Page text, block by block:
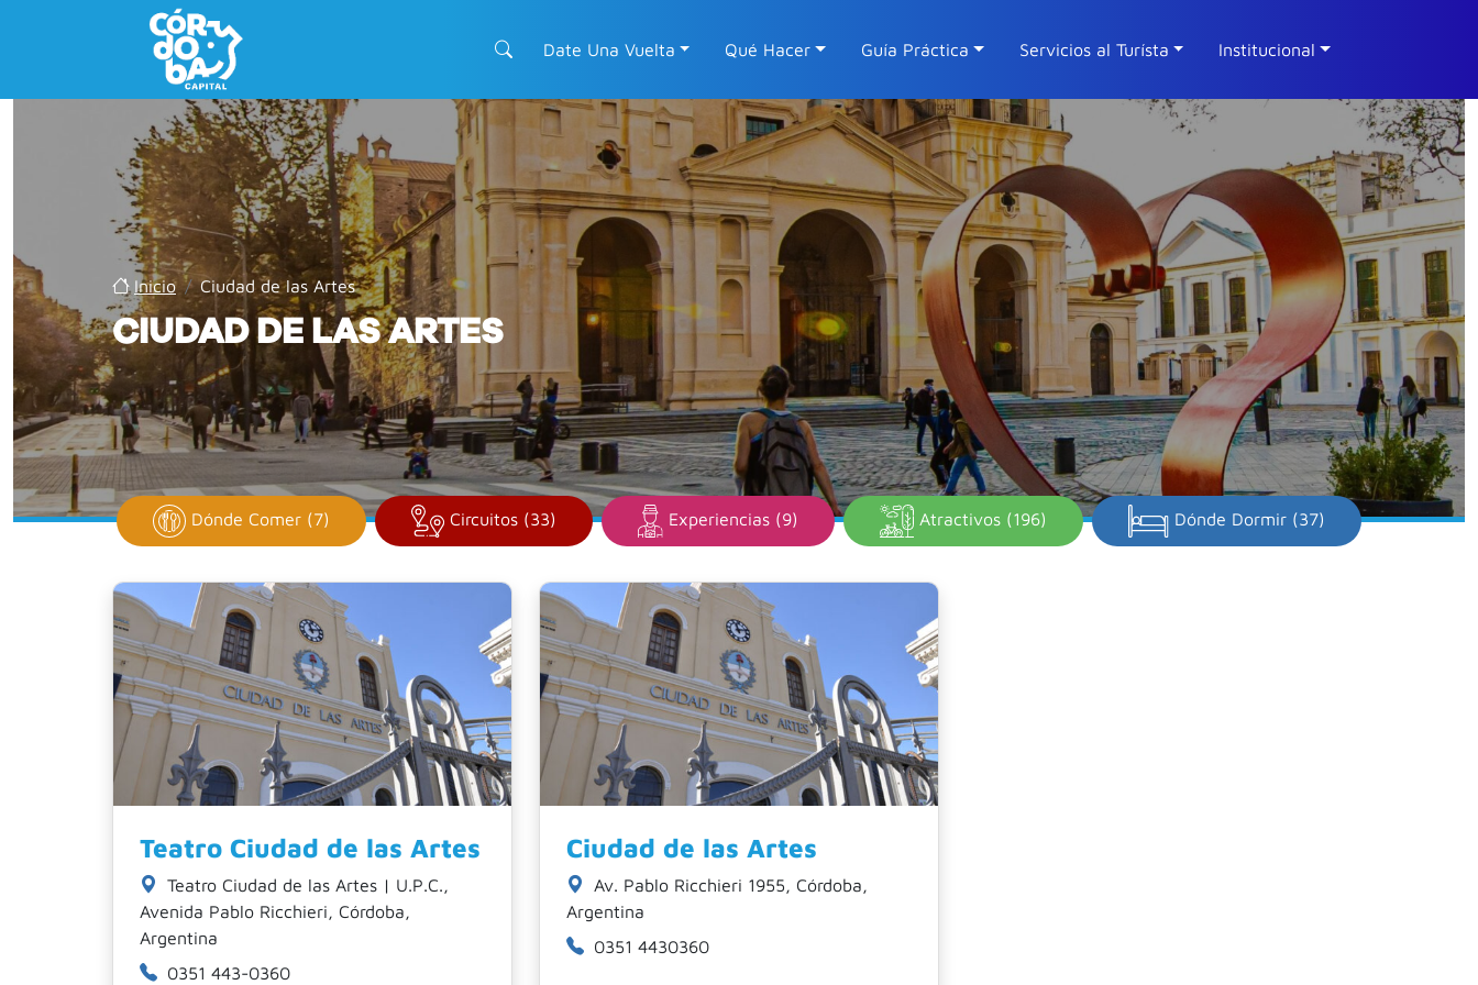
Date Una Vuelta Qué Hacer Guía Práctica Servicios al Turísta Institucional
Inicio / Ciudad de las Artes
CIUDAD DE LAS ARTES
Dónde Comer (7) Circuitos (33) Experiencias (9) Atractivos (196) Dónde Dormir (37)
Teatro Ciudad de las Artes
Teatro Ciudad de las Artes | U.P.C.,
Avenida Pablo Ricchieri, Córdoba,
Argentina
0351 443-0360
Ciudad de las Artes
Av. Pablo Ricchieri 1955, Córdoba,
Argentina
0351 4430360